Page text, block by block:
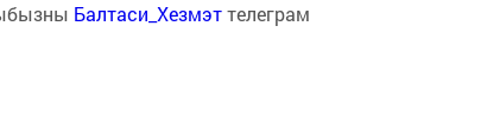
Балтаси_Хезмэттелеграм